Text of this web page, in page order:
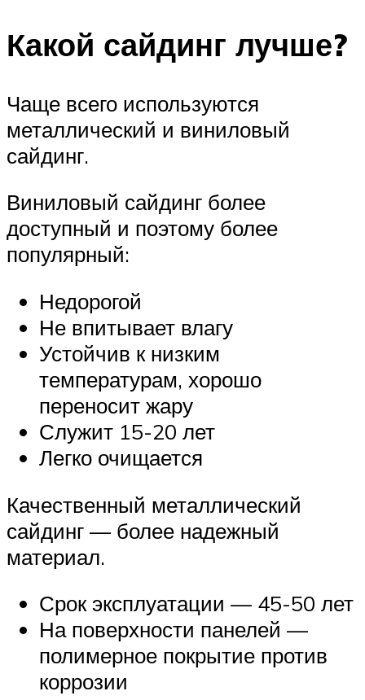
Какой сайдинг лучше?
Чаще всего используются
металлический и виниловый
сайдинг.
Виниловый сайдинг более
доступный и поэтому более
популярный:
Недорогой
Не впитывает влагу
Устойчив к низким
температурам, хорошо
переносит жару
Служит 15-20 лет
Легко очищается
Качественный металлический
сайдинг — более надежный
материал.
Срок эксплуатации — 45-50 лет
На поверхности панелей —
полимерное покрытие против
коррозии